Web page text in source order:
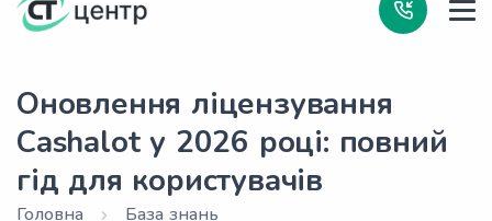
Оновлення ліцензування
Cashalot у 2026 році: повний
гід для користувачів
Головна
База знань